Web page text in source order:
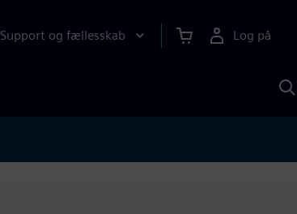
Support og fællesskab Log på